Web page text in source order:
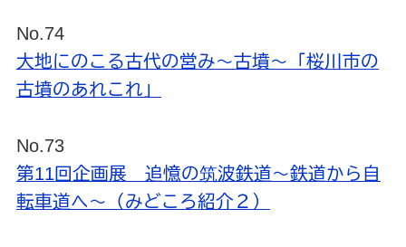
No.74
大地にのこる古代の営み～古墳～「桜川市の
古墳のあれこれ」
No.73
第11回企画展 追憶の筑波鉄道～鉄道から自
転車道へ～（みどころ紹介２）